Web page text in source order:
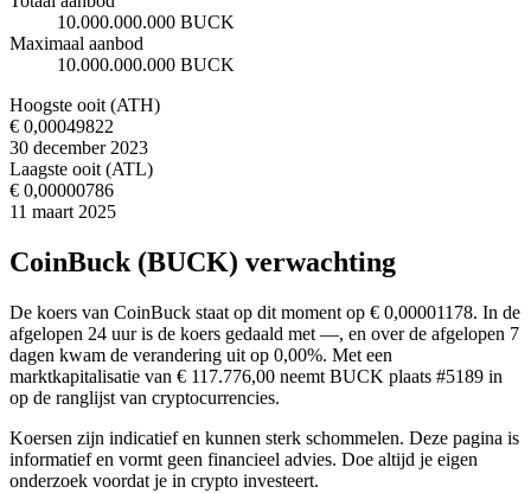
10.000.000.000 BUCK
Maximaal aanbod
10.000.000.000 BUCK
Hoogste ooit (ATH)
€ 0,00049822
30 december 2023
Laagste ooit (ATL)
€ 0,00000786
11 maart 2025
CoinBuck (BUCK) verwachting
De koers van CoinBuck staat op dit moment op € 0,00001178. In de
afgelopen 24 uur is de koers gedaald met —, en over de afgelopen 7
dagen kwam de verandering uit op 0,00%. Met een
marktkapitalisatie van € 117.776,00 neemt BUCK plaats #5189 in
op de ranglijst van cryptocurrencies.
Koersen zijn indicatief en kunnen sterk schommelen. Deze pagina is
informatief en vormt geen financieel advies. Doe altijd je eigen
onderzoek voordat je in crypto investeert.